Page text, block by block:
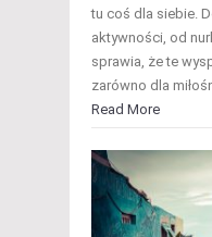
tu coś dla siebie.
aktywności, od
sprawia, że te
zarówno dla
Read More